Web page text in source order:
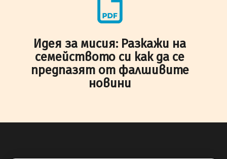
Идея за мисия: Разкажи на
семейството си как да се
предпазят от фалшивите
новини